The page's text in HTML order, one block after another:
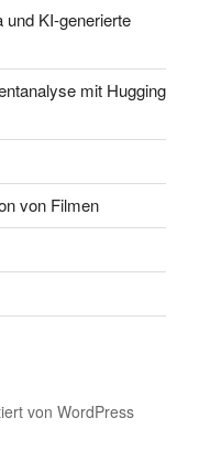
KI-generierte
mit Hugging
von Filmen
von WordPress